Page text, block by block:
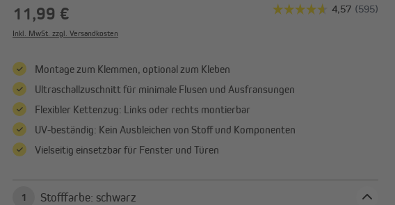
Maß
in Standardgrößen
Alle anzeigen
11,99 €
Inkl. MwSt. zzgl. Versandkosten
Montage zum Klemmen, optional zum Kleben
Ultraschallzuschnitt für minimale Flusen und Ausfransungen
Flexibler Kettenzug: Links oder rechts montierbar
UV-beständig: Kein Ausbleichen von Stoff und Komponenten
Vielseitig einsetzbar für Fenster und Türen
1 Stofffarbe: schwarz